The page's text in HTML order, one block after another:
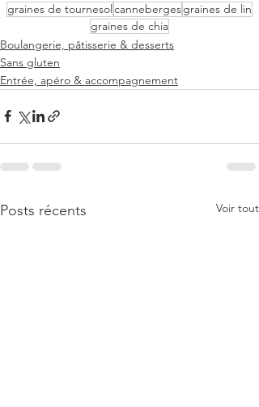
graines de tournesolcannebergesgraines de lin
graines de chia
Boulangerie, pâtisserie & desserts
Sans gluten
Entrée, apéro & accompagnement
Posts récents Voir tout